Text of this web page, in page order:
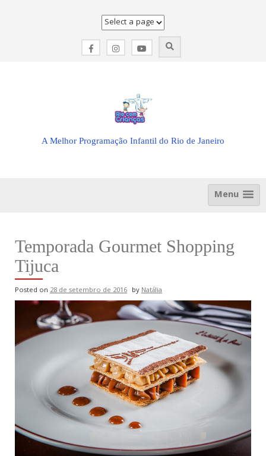
A Melhor Programação Infantil do Rio de Janeiro
Menu
Temporada Gourmet Shopping
Tijuca
Posted on 28 de setembro de 2016 byNatália